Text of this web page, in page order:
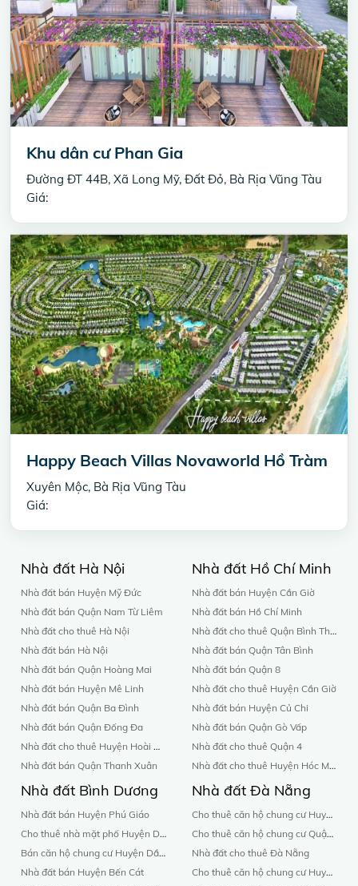
Khu dân cư Phan Gia
Đường ĐT 44B, Xã Long Mỹ, Đất Đỏ, Bà Rịa Vũng Tàu
Giá:
Happy Beach Villas Novaworld Hồ Tràm
Xuyên Mộc, Bà Rịa Vũng Tàu
Giá:
Nhà đất Hà Nội
Nhà đất bán Huyện Mỹ Đức
Nhà đất bán Quận Nam Từ Liêm
Nhà đất cho thuê Hà Nội
Nhà đất bán Hà Nội
Nhà đất bán Quận Hoàng Mai
Nhà đất bán Huyện Mê Linh
Nhà đất bán Quận Ba Đình
Nhà đất bán Quận Đống Đa
Nhà đất cho thuê Huyện Hoài Đức
Nhà đất bán Quận Thanh Xuân
Nhà đất Hồ Chí Minh
Nhà đất bán Huyện Cần Giờ
Nhà đất bán Hồ Chí Minh
Nhà đất cho thuê Quận Bình Thạnh
Nhà đất bán Quận Tân Bình
Nhà đất bán Quận 8
Nhà đất cho thuê Huyện Cần Giờ
Nhà đất bán Huyện Củ Chi
Nhà đất bán Quận Gò Vấp
Nhà đất cho thuê Quận 4
Nhà đất cho thuê Huyện Hóc Môn
Nhà đất Bình Dương
Nhà đất bán Huyện Phú Giáo
Cho thuê nhà mặt phố Huyện Dĩ An
Bán căn hộ chung cư Huyện Dầu Tiếng
Nhà đất bán Huyện Bến Cát
Nhà đất Đà Nẵng
Cho thuê căn hộ chung cư Huyện Đảo Hoàng Sa
Cho thuê căn hộ chung cư Quận Sơn Trà
Nhà đất cho thuê Đà Nẵng
Cho thuê căn hộ chung cư Huyện Hoà Vang